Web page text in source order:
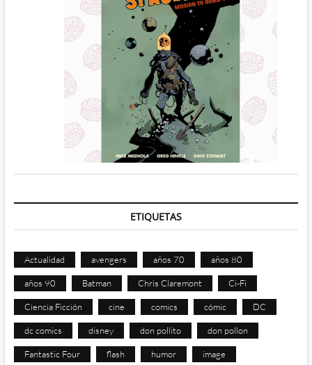
ETIQUETAS
Actualidad avengers años 70 años 80
años 90 Batman Chris Claremont Ci-Fi
Ciencia Ficción cine comics cómic DC
dc comics disney don pollito don pollon
Fantastic Four flash humor image